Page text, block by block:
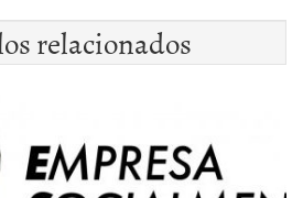
relacionados